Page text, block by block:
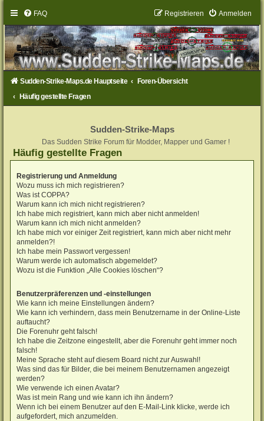
FAQ Anmelden
Registrieren
Sudden-Strike-Maps.de Hauptseite
Foren-Übersicht
Häufig gestellte Fragen
Sudden-Strike-Maps
Das Sudden Strike Forum für Modder, Mapper und Gamer !
Häufig gestellte Fragen
Registrierung und Anmeldung
Wozu muss ich mich registrieren?
Was ist COPPA?
Warum kann ich mich nicht registrieren?
Ich habe mich registriert, kann mich aber nicht anmelden!
Warum kann ich mich nicht anmelden?
Ich habe mich vor einiger Zeit registriert, kann mich aber nicht mehr
anmelden?!
Ich habe mein Passwort vergessen!
Warum werde ich automatisch abgemeldet?
Wozu ist die Funktion „Alle Cookies löschen“?
Benutzerpräferenzen und -einstellungen
Wie kann ich meine Einstellungen ändern?
Wie kann ich verhindern, dass mein Benutzername in der Online-Liste
auftaucht?
Die Forenuhr geht falsch!
Ich habe die Zeitzone eingestellt, aber die Forenuhr geht immer noch
falsch!
Meine Sprache steht auf diesem Board nicht zur Auswahl!
Was sind das für Bilder, die bei meinem Benutzernamen angezeigt
werden?
Wie verwende ich einen Avatar?
Was ist mein Rang und wie kann ich ihn ändern?
Wenn ich bei einem Benutzer auf den E-Mail-Link klicke, werde ich
aufgefordert, mich anzumelden.